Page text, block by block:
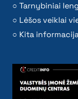
Tarnybiniai
Lėšos veiklai
Kita